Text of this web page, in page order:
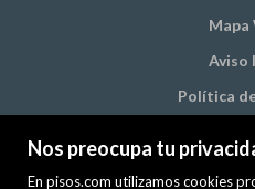
Nos preocupa tu
En pisos.com utilizamos cookies
Mapa
Aviso
Política